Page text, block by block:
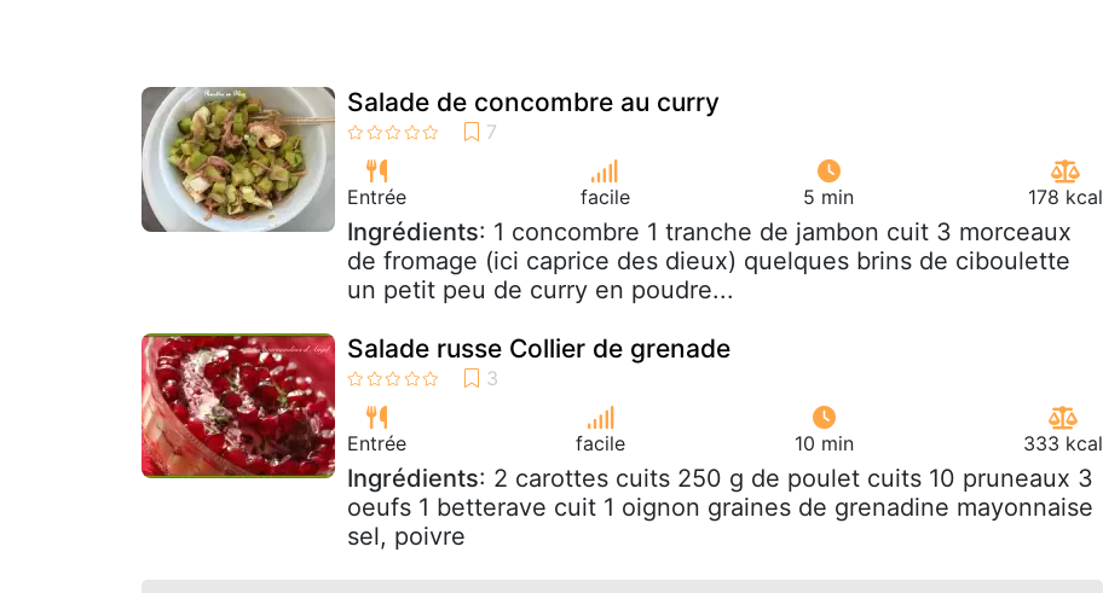
Salade de concombre au curry
Entrée facile 5 min 178 kcal
Ingrédients: 1 concombre 1 tranche de jambon cuit 3 morceaux
de fromage (ici caprice des dieux) quelques brins de ciboulette
un petit peu de curry en poudre...
Salade russe Collier de grenade
Entrée facile 10 min 333 kcal
Ingrédients: 2 carottes cuits 250 g de poulet cuits 10 pruneaux 3
oeufs 1 betterave cuit 1 oignon graines de grenadine mayonnaise
sel, poivre